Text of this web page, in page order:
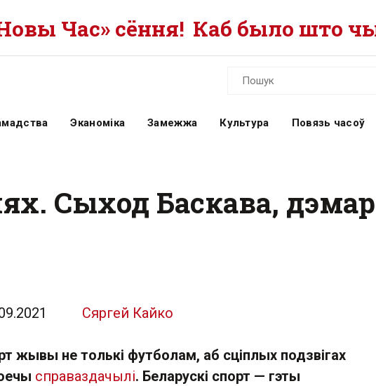
Час» сёння! Каб было што
Эканоміка Замежжа Культура Повязь часоў
Сыход Баскава,
Сяргей Кайко
жывы не толькі футболам, аб сціплых подзвігах
справаздачылі. Беларускі спорт — гэты